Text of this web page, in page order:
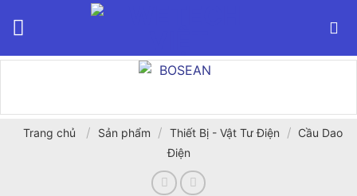
Trang chủ / Sản phẩm / Thiết Bị - Vật Tư Điện / Cầu Dao
Điện